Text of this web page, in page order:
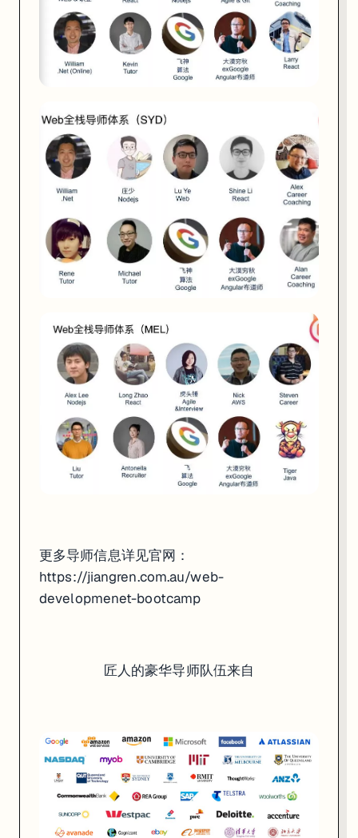
更多导师信息详见官网：
https://jiangren.com.au/web-developmenet-bootcamp
匠人的豪华导师队伍来自
更多导师信息详见官网：
https://jiangren.com.au/web-
developmenet-bootcamp
匠人的豪华导师队伍来自